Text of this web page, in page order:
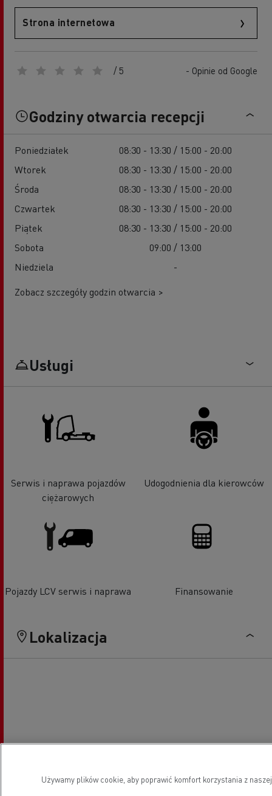
Strona internetowa
/ 5 - Opinie od Google
Godziny otwarcia recepcji
Poniedziałek
08:30 - 13:30 / 15:00 - 20:00
Wtorek
08:30 - 13:30 / 15:00 - 20:00
Środa
08:30 - 13:30 / 15:00 - 20:00
Czwartek
08:30 - 13:30 / 15:00 - 20:00
Piątek
08:30 - 13:30 / 15:00 - 20:00
Sobota
09:00 / 13:00
Niedziela
-
Zobacz szczegóły godzin otwarcia >
Usługi
Serwis i naprawa pojazdów
ciężarowych
Udogodnienia dla kierowców
Pojazdy LCV serwis i naprawa Finansowanie
Lokalizacja
Używamy plików cookie, aby poprawić komfort korzystania z